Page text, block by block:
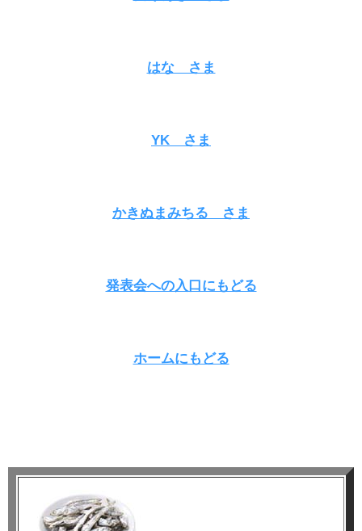
はな さま
YK さま
かきぬまみちる さま
発表会への入口にもどる
ホームにもどる